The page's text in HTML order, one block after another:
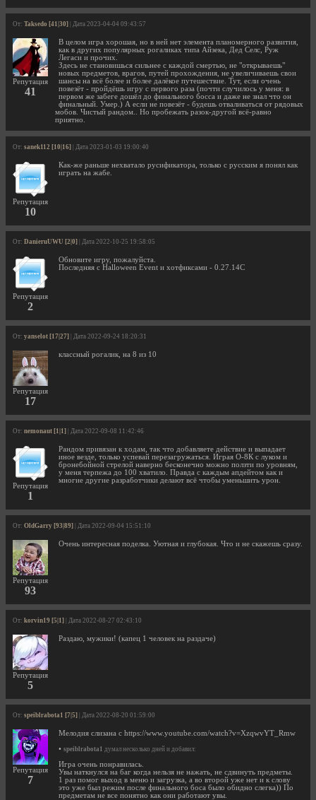
От: Taksedo [41|30] | Дата 2023-04-04 09:43:57
Репутация
41
В целом игра хорошая, но в ней нет элемента планомерного развития,
как в других популярных рогаликах типа Айзека, Дед Селс, Руж
Легаси и прочих.
Здесь не становишься сильнее с каждой смертью, не "открываешь"
новых предметов, врагов, путей прохождения, не увеличиваешь свои
шансы на всё более и более далёкое путешествие. Тут, если очень
повезёт - пройдёшь игру с первого раза (почти случилось у меня: в
первом же забеге дошёл до финального босса и даже не знал что он
финальный. Умер.) А если не повезёт - будешь отваливаться от рядовых
мобов. Чистый рандом.. Но пробежать разок-другой всё-равно
приятно.
От: sanek112 [10|16] | Дата 2023-01-03 19:00:40
Репутация
10
Как-же раньше нехватало русификатора, только с русским я понял как
играть на жабе.
От: DanieruUWU [2|0] | Дата 2022-10-25 19:58:05
Репутация
2
Обновите игру, пожалуйста.
Последняя с Halloween Event и хотфиксами - 0.27.14С
От: yanselot [17|27] | Дата 2022-09-24 18:20:31
Репутация
17
классный рогалик, на 8 из 10
От: nemonaut [1|1] | Дата 2022-09-08 11:42:46
Репутация
1
Рандом привязан к ходам, так что добавляете действие и выпадает
иное везде, только успевай перезагружаться. Играя О-8К с луком и
бронебойной стрелой наверно бесконечно можно ползти по уровням,
у меня терпежа до 100 хватило. Правда с каждым апдейтом как и
многие другие разработчики делают всё чтобы уменьшить урон.
От: OldGarry [93|89] | Дата 2022-09-04 15:51:10
Репутация
93
Очень интересная поделка. Уютная и глубокая. Что и не скажешь сразу.
От: korvin19 [5|1] | Дата 2022-08-27 02:43:10
Репутация
5
Раздаю, мужики! (капец 1 человек на раздаче)
От: speiblrabota1 [7|5] | Дата 2022-08-20 01:59:00
Репутация
7
Мелодия слизана с https://www.youtube.com/watch?v=XzqwvYT_Rmw
• speiblrabota1 думал несколько дней и добавил:
Игра очень понравилась.
Увы наткнулся на баг когда нельзя не нажать, не сдвинуть предметы.
1 раз помог выход в меню и загрузка, а во второй уже нет и к слову
это уже был режим после финального боса было обидно слегка)) По
предметам не все понятно как они работают увы.